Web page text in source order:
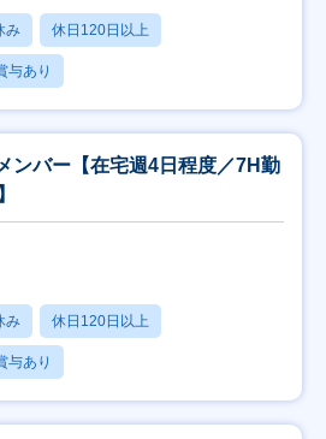
み 休日120日以上
与あり
ンバー【在宅週4日程度／7H勤
み 休日120日以上
与あり